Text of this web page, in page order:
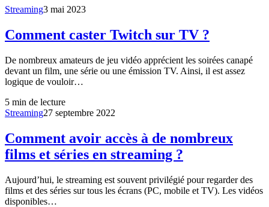
Streaming3 mai 2023
Comment caster Twitch sur TV ?
De nombreux amateurs de jeu vidéo apprécient les soirées canapé
devant un film, une série ou une émission TV. Ainsi, il est assez
logique de vouloir…
5 min de lecture
Streaming27 septembre 2022
Comment avoir accès à de nombreux
films et séries en streaming ?
Aujourd’hui, le streaming est souvent privilégié pour regarder des
films et des séries sur tous les écrans (PC, mobile et TV). Les vidéos
disponibles…